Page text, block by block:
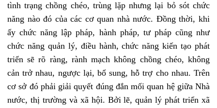
tình trạng chồng chéo, trùng lặp nhưng lại bỏ sót chức
năng nào đó của các cơ quan nhà nước. Đồng thời, khi
ấy chức năng lập pháp, hành pháp, tư pháp cũng như
chức năng quản lý, điều hành, chức năng kiến tạo phát
triển sẽ rõ ràng, rành mạch không chồng chéo, không
cản trở nhau, ngược lại, bổ sung, hỗ trợ cho nhau. Trên
cơ sở đó phải giải quyết đúng đắn mối quan hệ giữa Nhà
nước, thị trường và xã hội. Bởi lẽ, quản lý phát triển xã